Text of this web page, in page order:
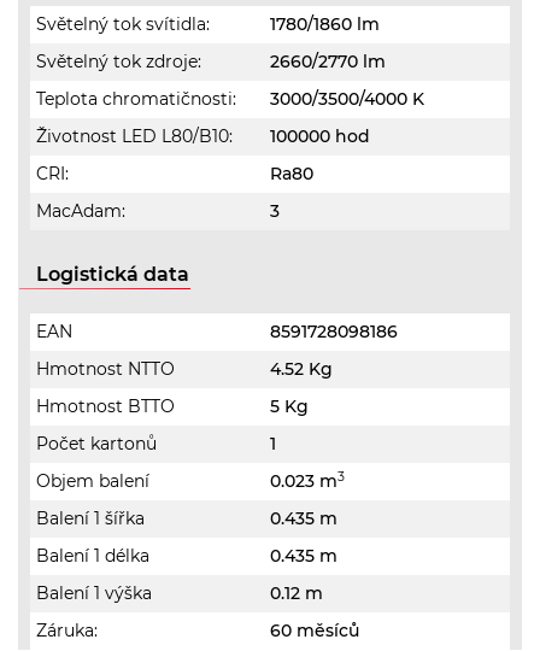
Světelný tok svítidla:
1780/1860 lm
Světelný tok zdroje:
2660/2770 lm
Teplota chromatičnosti:
3000/3500/4000 K
Životnost LED L80/B10:
100000 hod
CRI:
Ra80
MacAdam:
3
Logistická data
EAN
8591728098186
Hmotnost NTTO
4.52 Kg
Hmotnost BTTO
5 Kg
Počet kartonů
1
Objem balení
0.023 m3
Balení 1 šířka
0.435 m
Balení 1 délka
0.435 m
Balení 1 výška
0.12 m
Záruka:
60 měsíců